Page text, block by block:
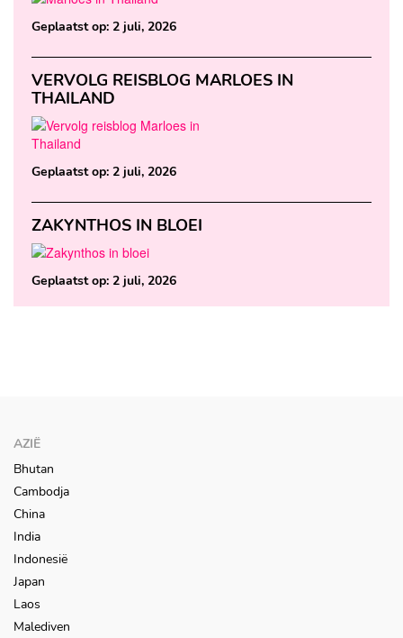
Geplaatst op: 2 juli, 2026
VERVOLG REISBLOG MARLOES IN
THAILAND
Geplaatst op: 2 juli, 2026
ZAKYNTHOS IN BLOEI
Geplaatst op: 2 juli, 2026
AZIË
Bhutan
Cambodja
China
India
Indonesië
Japan
Laos
Malediven